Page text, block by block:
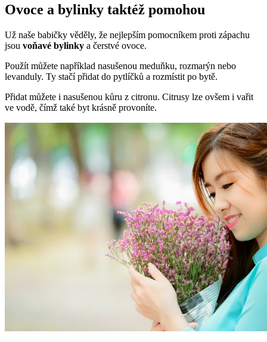
Ovoce a bylinky taktéž pomohou
Už naše babičky věděly, že nejlepším pomocníkem proti zápachu
jsou voňavé bylinky a čerstvé ovoce.
Použít můžete například nasušenou meduňku, rozmarýn nebo
levanduly. Ty stačí přidat do pytlíčků a rozmístit po bytě.
Přidat můžete i nasušenou kůru z citronu. Citrusy lze ovšem i vařit
ve vodě, čímž také byt krásně provoníte.